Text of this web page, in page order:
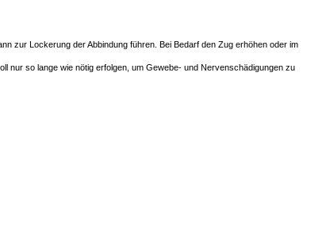
zur Lockerung der Abbindung führen. Bei Bedarf den Zug erhöhen oder im
nur so lange wie nötig erfolgen, um Gewebe- und Nervenschädigungen zu